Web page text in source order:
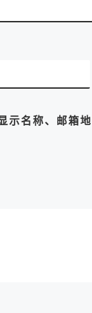
示名称、邮箱